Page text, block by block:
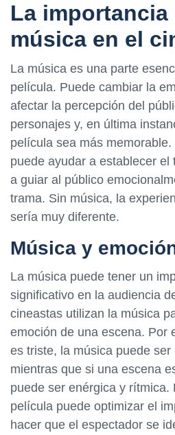
La importancia
música en el
La música es una parte
película. Puede cambiar la
afectar la percepción del
personajes y, en última
película sea más
puede ayudar a establecer
a guiar al público
trama. Sin música, la
sería muy diferente.
Música y
La música puede tener un
significativo en la audiencia
cineastas utilizan la música
emoción de una escena. Por
es triste, la música puede
mientras que si una escena
puede ser enérgica y rítmica.
película puede optimizar el
hacer que el espectador se